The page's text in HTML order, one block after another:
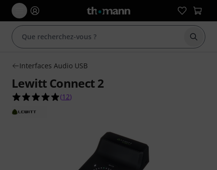
Interfaces Audio USB
Lewitt Connect 2
4.9 étoiles sur 5 d'après 12 évaluations clients
(12)